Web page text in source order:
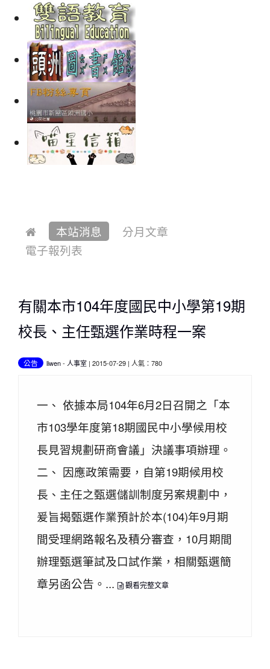
本站消息
分月文章
電子報列表
有關本市104年度國民中小學第19期
校長、主任甄選作業時程一案
公告 liwen- 人事室 | 2015-07-29 | 人氣：780
一、 依據本局104年6月2日召開之「本
市103學年度第18期國民中小學候用校
長見習規劃研商會議」決議事項辦理。
二、 因應政策需要，自第19期候用校
長、主任之甄選儲訓制度另案規劃中，
爰旨揭甄選作業預計於本(104)年9月期
間受理網路報名及積分審查，10月期間
辦理甄選筆試及口試作業，相關甄選簡
章另函公告。...
觀看完整文章